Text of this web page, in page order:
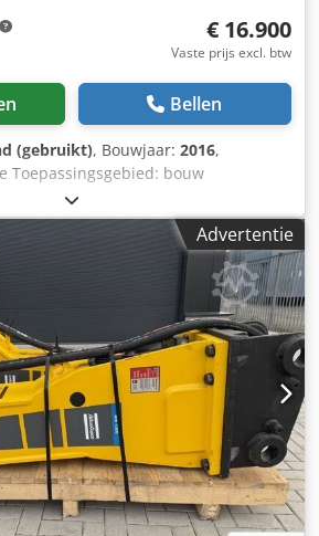
€ 16.900
Vaste prijs excl. btw
Bellen
(gebruikt), Bouwjaar: 2016,
Toepassingsgebied: bouw
Dkjdpfxjvpq Tbs Acljr Gewichten
Functioneel Afmetingen laadruimte:
markering: ja Onderhoud, historie en
1 Technische staat: zeer
goed Aanvullende informatie
machines: 17-29 ton
EXW Werkdruk: 160-180 bar
doorstroming: 155 l/min
Laatste inspectie: 2025-01-02
informatie Neem contact
meer informatie.
Advertentie